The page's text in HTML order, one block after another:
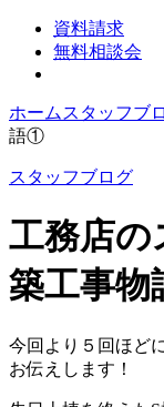
資料請求
無料相談会
ホーム スタッフブ
語①
スタッフブログ
工務店
築工事
今回より５回ほど
お伝えします！